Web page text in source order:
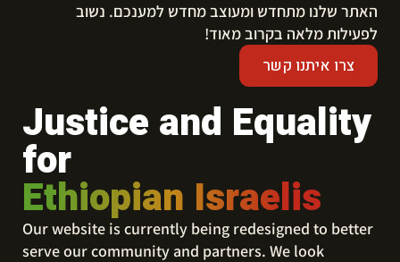
​האתר שלנו מתחדש ומעוצב מחדש למענכם. נשוב
לפעילות מלאה בקרוב מאוד!
צרו איתנו קשר
Justice and Equality
for
Ethiopian Israelis
Our website is currently being redesigned to better
serve our community and partners. We look